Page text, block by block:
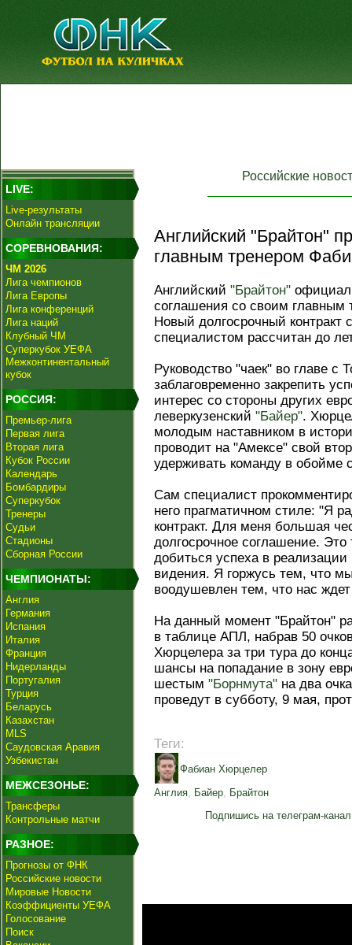
LIVE:
Live-результаты
Онлайн трансляции
СОРЕВНОВАНИЯ:
ЧМ 2026
Лига чемпионов
Лига Европы
Лига конференций
Лига наций
Клубный ЧМ
Суперкубок УЕФА
Межконтинентальный
кубок
РОССИЯ:
Премьер-лига
Первая лига
Вторая лига
Кубок России
Календарь
Бомбардиры
Суперкубок
Тренеры
Судьи
Стадионы
Сборная России
ЧЕМПИОНАТЫ:
Англия
Германия
Испания
Италия
Франция
Нидерланды
Португалия
Турция
Беларусь
Казахстан
MLS
Саудовская Аравия
Узбекистан
МЕЖСЕЗОНЬЕ:
Трансферы
Контрольные матчи
РАЗНОЕ:
Прогнозы от ФНК
Российские новости
Мировые Новости
Коэффициенты УЕФА
Голосование
Поиск
Российские
Английский "Брайтон"
главным тренером
Английский "Брайтон"
соглашения со своим
Новый долгосрочный контракт
специалистом рассчитан до
Руководство "чаек" во главе
заблаговременно закрепить
интерес со стороны других
леверкузенский "Байер".
молодым наставником в
проводит на "Амексе" свой
удерживать команду в обойме
Сам специалист
него прагматичном стиле: "Я
контракт. Для меня большая
долгосрочное соглашение.
добиться успеха в
видения. Я горжусь тем, что
воодушевлен тем, что нас
На данный момент "Брайтон"
в таблице АПЛ, набрав 50
Хюрцелера за три тура до
шансы на попадание в зону
шестым "Борнмута" на два
проведут в субботу, 9 мая,
Теги:
Фабиан Хюрцелер
Англия, Байер, Брайтон
Подпишись на телеграм-